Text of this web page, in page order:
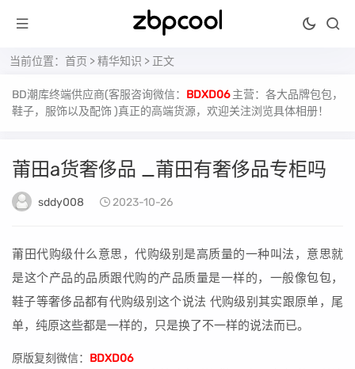
当前位置： 首页 >精华知识 > 正文
BD潮库终端供应商(客服咨询微信： BDXD06 主营：各大品牌包包，
鞋子，服饰以及配饰 )真正的高端货源，欢迎关注浏览具体相册！
莆田a货奢侈品 _莆田有奢侈品专柜吗
sddy008 2023-10-26
莆田代购级什么意思，代购级别是高质量的一种叫法，意思就
是这个产品的品质跟代购的产品质量是一样的，一般像包包，
鞋子等奢侈品都有代购级别这个说法 代购级别其实跟原单，尾
单，纯原这些都是一样的，只是换了不一样的说法而已。
原版复刻微信： BDXD06